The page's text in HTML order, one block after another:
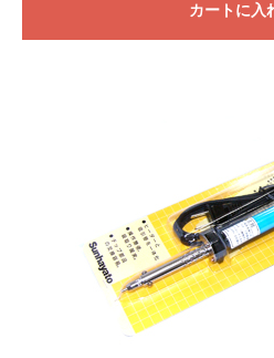
カートに入